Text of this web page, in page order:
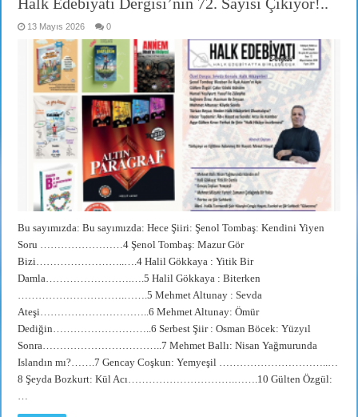
13 Mayıs 2026 0
Bu sayımızda: Bu sayımızda: Hece Şiiri: Şenol Tombaş: Kendini Yiyen
Soru ……………………4 Şenol Tombaş: Mazur Gör
Bizi……………………..….4 Halil Gökkaya : Yitik Bir
Damla…………………….….5 Halil Gökkaya : Biterken
………………………….…….5 Mehmet Altunay : Sevda
Ateşi…………………………..6 Mehmet Altunay: Ömür
Dediğin………………………..6 Serbest Şiir : Osman Böcek: Yüzyıl
Sonra……………………………..7 Mehmet Ballı: Nisan Yağmurunda
Islandın mı?…….7 Gencay Coşkun: Yemyeşil …………………………..…
8 Şeyda Bozkurt: Kül Acı………………………….…….10 Gülten Özgül: